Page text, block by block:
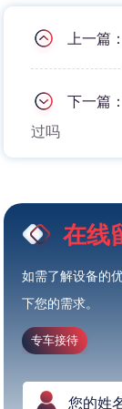
上一篇
下一篇
过吗
在线
如需了解设备的
下您的需求。
专车接待